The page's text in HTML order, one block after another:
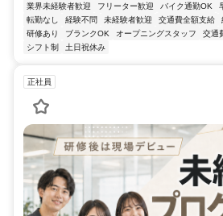
業界未経験者歓迎 フリーター歓迎 バイク通勤OK
転勤なし
経験不問 未経験者歓迎 交通費全額支給
研修あり
ブランクOK オープニングスタッフ 交通
シフト制
土日祝休み
正社員